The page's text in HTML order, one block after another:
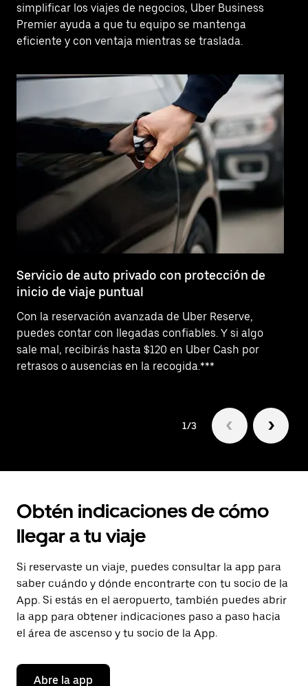
simplificar los viajes de negocios, Uber Business
Premier ayuda a que tu equipo se mantenga
eficiente y con ventaja mientras se traslada.
Servicio de auto privado con protección de
inicio de viaje puntual
Con la reservación avanzada de Uber Reserve,
puedes contar con llegadas confiables. Y si algo
sale mal, recibirás hasta $120 en Uber Cash por
retrasos o ausencias en la recogida.***
1/3
Obtén indicaciones de cómo
llegar a tu viaje
Si reservaste un viaje, puedes consultar la app para
saber cuándo y dónde encontrarte con tu socio de la
App. Si estás en el aeropuerto, también puedes abrir
la app para obtener indicaciones paso a paso hacia
el área de ascenso y tu socio de la App.
Abre la app